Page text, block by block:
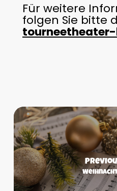
Für weitere
folgen Sie bitte